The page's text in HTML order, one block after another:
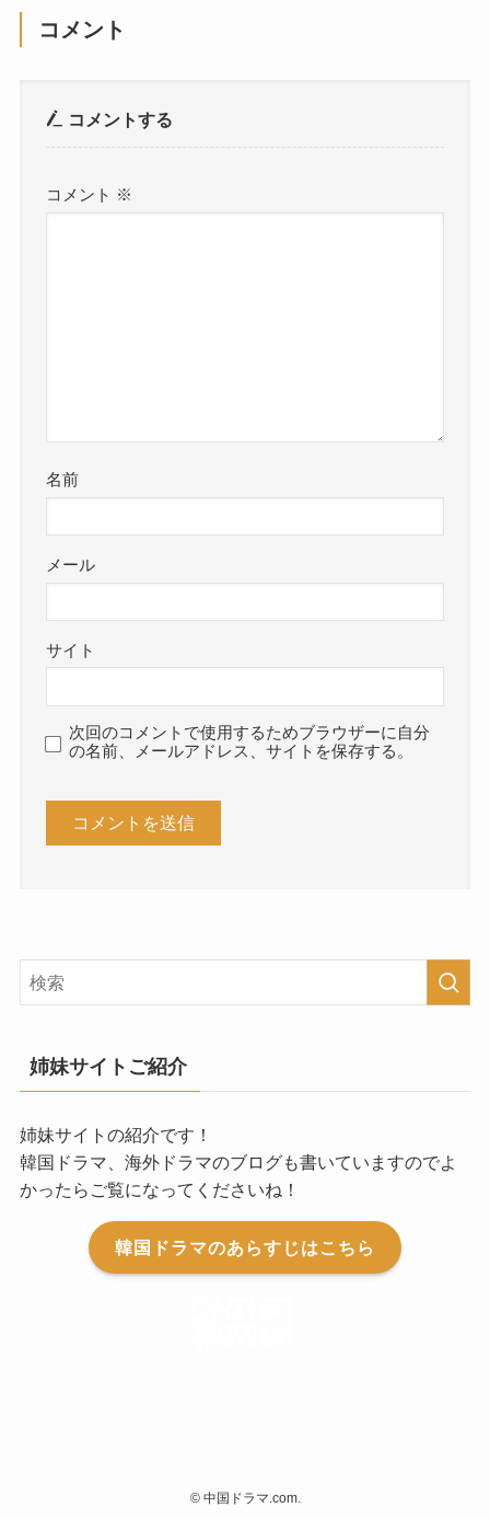
コメント
コメントする
コメント ※
名前
メール
サイト
次回のコメントで使用するためブラウザーに自分
の名前、メールアドレス、サイトを保存する。
姉妹サイトご紹介
姉妹サイトの紹介です！
韓国ドラマ、海外ドラマのブログも書いていますのでよ
かったらご覧になってくださいね！
韓国ドラマのあらすじはこちら
©中国ドラマ.com.